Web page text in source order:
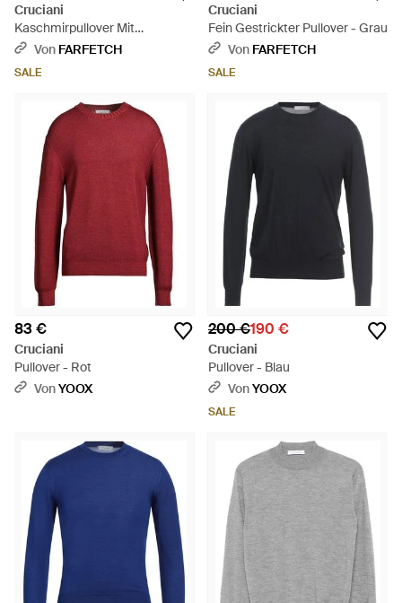
Cruciani
Kaschmirpullover Mit
Rundhalsausschnitt - Weiß
Von FARFETCH
SALE
Cruciani
Fein Gestrickter Pullover - Grau
Von FARFETCH
SALE
83 €
Cruciani
Pullover - Rot
VonYOOX
200 €190 €
Cruciani
Pullover - Blau
VonYOOX
SALE